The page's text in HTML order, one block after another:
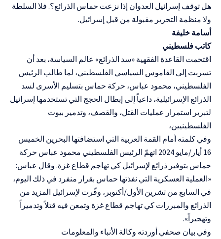
هل توقف إسرائيل العدوان إذا نزعت حماس الذرائع؟. فلا السلطة
ولا منظمة التحرير مقبولة من قبل إسرائيل.
أسامة خليفة
كاتب فلسطيني
اقتحمت القاعدة الفقهية «سد الذرائع» عالم السياسة، بعد أن
تسربت إلى القاموس السياسي الفلسطيني، لما طالب الرئيس
الفلسطيني، محمود عباس، حركة حماس بتسليم الأسرى لسد
الذرائع الإسرائيلية، داعياً إلى إبطال الحجج التي تستخدمها إسرائيل
لتبرير استمرار عمليات القتل، والقصف، وتدمير بيوت
الفلسطينيين،
وفي كلمته أمام القمة العربية التي استضافتها البحرين الخميس
16 أيار/مايو 2024 اتهمّ الرئيس الفلسطيني محمود عباس حركة
حماس بتوفير ذرائع لإسرائيل كي تهاجم قطاع غزة. وقال عباس:
«العملية العسكرية التي نفذتها حماس بقرار منفرد في ذلك اليوم،
في السابع من تشرين الأول/أكتوبر، وفّرت لإسرائيل المزيد من
الذرائع والمبررات كي تهاجم قطاع غزة وتمعن فيه قتلاً وتدميراً
وتهجيراً».
وفي بيان صحفي أوردته وكالة الأنباء والمعلومات